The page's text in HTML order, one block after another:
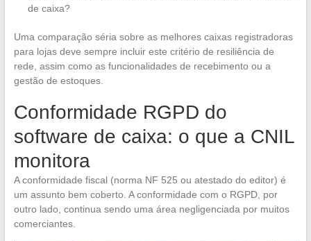
de caixa?
Uma comparação séria sobre as melhores caixas registradoras
para lojas deve sempre incluir este critério de resiliência de
rede, assim como as funcionalidades de recebimento ou a
gestão de estoques.
Conformidade RGPD do
software de caixa: o que a CNIL
monitora
A conformidade fiscal (norma NF 525 ou atestado do editor) é
um assunto bem coberto. A conformidade com o RGPD, por
outro lado, continua sendo uma área negligenciada por muitos
comerciantes.